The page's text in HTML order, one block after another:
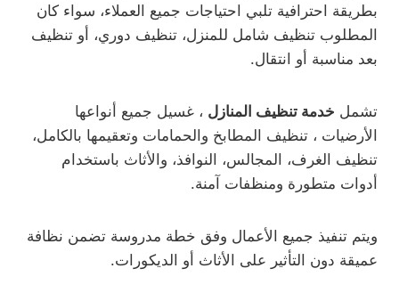
بطريقة احترافية تلبي احتياجات جميع العملاء، سواء كان
المطلوب تنظيف شامل للمنزل، تنظيف دوري، أو تنظيف
بعد مناسبة أو انتقال.
تشمل خدمة تنظيف المنازل ، غسيل جميع أنواعها
الأرضيات ، تنظيف المطابخ والحمامات وتعقيمها بالكامل،
تنظيف الغرف، المجالس، النوافذ، والأثاث باستخدام
أدوات متطورة ومنظفات آمنة.
ويتم تنفيذ جميع الأعمال وفق خطة مدروسة تضمن نظافة
عميقة دون التأثير على الأثاث أو الديكورات.